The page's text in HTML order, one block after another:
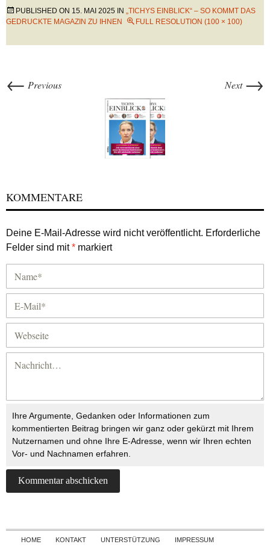
PUBLISHED ON 15. MAI 2025 IN „TICHYS EINBLICK“ – SO KOMMT DAS
GEDRUCKTE MAGAZIN ZU IHNEN
FULL RESOLUTION (100 × 100)
← Previous Next →
KOMMENTARE
Deine E-Mail-Adresse wird nicht veröffentlicht. Erforderliche
Felder sind mit* markiert
Ihre Argumente, Gedanken oder Informationen zum
kommentierten Beitrag bringen wir ganz oder gekürzt mit Ihrem
Nutzernamen und ohne Ihre E-Adresse, wenn wir Ihren echten
Vor- und Nachnamen erfahren.
Skip to content
HOME KONTAKT UNTERSTÜTZUNG IMPRESSUM